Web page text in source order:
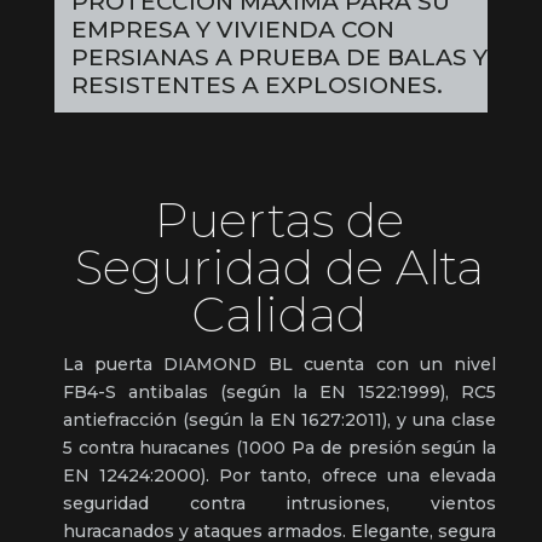
EMPRESA Y VIVIENDA CON
PERSIANAS A PRUEBA DE BALAS Y
RESISTENTES A EXPLOSIONES.
Puertas de
Seguridad de Alta
Calidad
La puerta DIAMOND BL cuenta con un nivel
FB4-S antibalas (según la EN 1522:1999), RC5
antiefracción (según la EN 1627:2011), y una clase
5 contra huracanes (1000 Pa de presión según la
EN 12424:2000). Por tanto, ofrece una elevada
seguridad contra intrusiones, vientos
huracanados y ataques armados. Elegante, segura